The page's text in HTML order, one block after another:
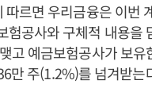
따르면 우리금융은 이번
험공사와 구체적 내용을
고 예금보험공사가 보유
만 주(1.2%)를 넘겨받는